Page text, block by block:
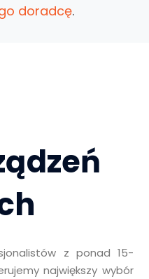
doradcę.
z ponad 15-
największy wybór